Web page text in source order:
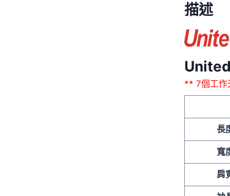
描述
** 7個工
長
寬
肩